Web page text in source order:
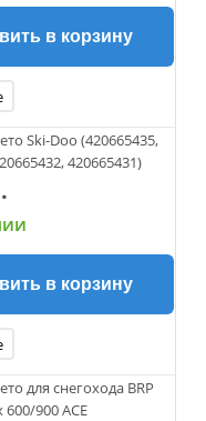
в корзину
Ski-Doo (420665435,
420665431)
в корзину
для снегохода BRP
900 ACE